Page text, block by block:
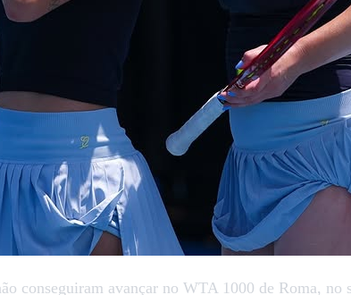
conseguiram avançar no WTA 1000 de Roma,